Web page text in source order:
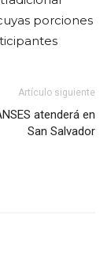
porciones
Artículo siguiente
atenderá en
San Salvador